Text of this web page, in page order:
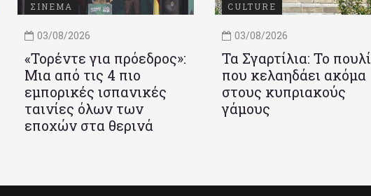
ΣΙΝΕΜΑ
03/08/2026
«Τορέντε για πρόεδρος»:
Mια από τις 4 πιο
εμπορικές ισπανικές
ταινίες όλων των
εποχών στα θερινά
CULTURE
03/08/2026
Τα Σγαρτίλια: Το πουλί
που κελαηδάει ακόμα
στους κυπριακούς
γάμους